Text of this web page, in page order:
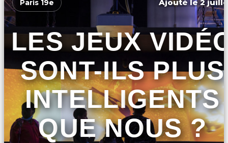
Paris 19e Ajouté le 2
LES JEUX
SONT-ILS PLUS
INTELLIGENTS
QUE NOUS ?